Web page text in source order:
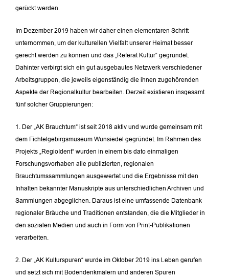
gerückt werden.
Im Dezember 2019 haben wir daher einen elementaren Schritt
unternommen, um der kulturellen Vielfalt unserer Heimat besser
gerecht werden zu können und das „Referat Kultur“ gegründet.
Dahinter verbirgt sich ein gut ausgebautes Netzwerk verschiedener
Arbeitsgruppen, die jeweils eigenständig die ihnen zugehörenden
Aspekte der Regionalkultur bearbeiten. Derzeit existieren insgesamt
fünf solcher Gruppierungen:
1. Der „AK Brauchtum“ ist seit 2018 aktiv und wurde gemeinsam mit
dem Fichtelgebirgsmuseum Wunsiedel gegründet. Im Rahmen des
Projekts „RegioIdent“ wurden in einem bis dato einmaligen
Forschungsvorhaben alle publizierten, regionalen
Brauchtumssammlungen ausgewertet und die Ergebnisse mit den
Inhalten bekannter Manuskripte aus unterschiedlichen Archiven und
Sammlungen abgeglichen. Daraus ist eine umfassende Datenbank
regionaler Bräuche und Traditionen entstanden, die die Mitglieder in
den sozialen Medien und auch in Form von Print-Publikationen
verarbeiten.
2. Der „AK Kulturspuren“ wurde im Oktober 2019 ins Leben gerufen
und setzt sich mit Bodendenkmälern und anderen Spuren